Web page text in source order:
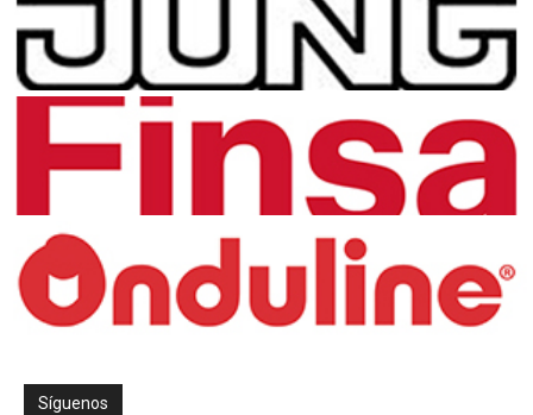
Síguenos